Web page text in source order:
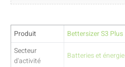
Produit
Bettersizer S3 Plus
Secteur
d'activité
Batteries et énergie